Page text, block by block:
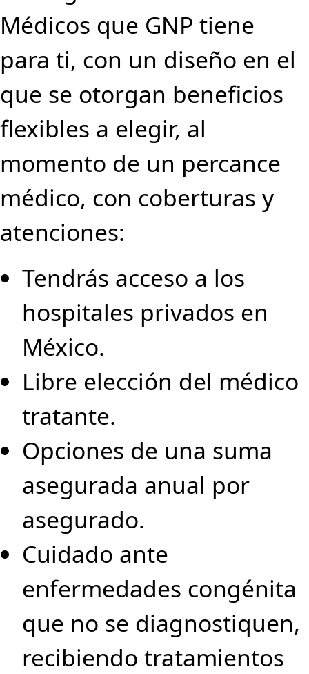
Médicos que GNP tiene
para ti, con un diseño en el
que se otorgan beneficios
flexibles a elegir, al
momento de un percance
médico, con coberturas y
atenciones:
Tendrás acceso a los
hospitales privados en
México.
Libre elección del médico
tratante.
Opciones de una suma
asegurada anual por
asegurado.
Cuidado ante
enfermedades congénita
que no se diagnostiquen,
recibiendo tratamientos